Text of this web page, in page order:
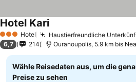
3 SterneHotel Haustierfreundliche
Hotel Kari
6,7 214 Ouranoupolis, 5.9 km bis
Wähle Reisedaten aus, um die
Preise zu sehen